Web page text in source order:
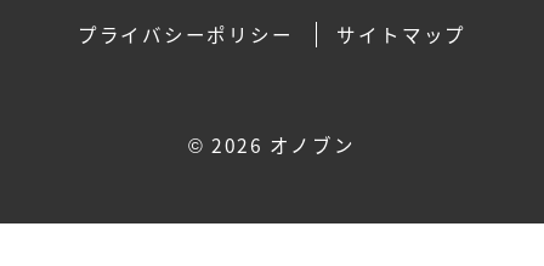
プライバシーポリシー サイトマップ
© 2026 オノブン